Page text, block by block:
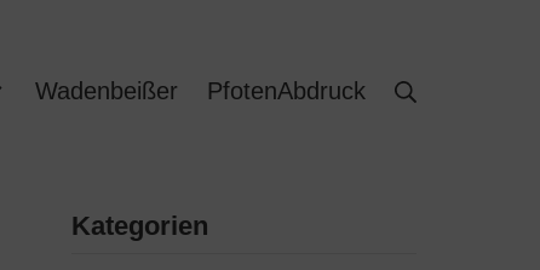
Wadenbeißer PfotenAbdruck
Kategorien